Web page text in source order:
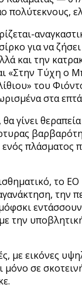
πολύτεκνους,
για να
και την
«Στην Τύχη ο
του
στα
γίνει θεραπεία
ενός
το ΕΟ
την
την
με εικόνες
σε